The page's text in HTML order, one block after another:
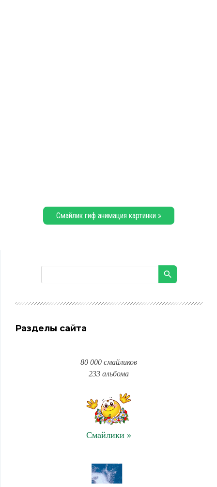
Смайлик гиф анимация картинки »
Разделы сайта
80 000 смайликов
233 альбома
Смайлики »